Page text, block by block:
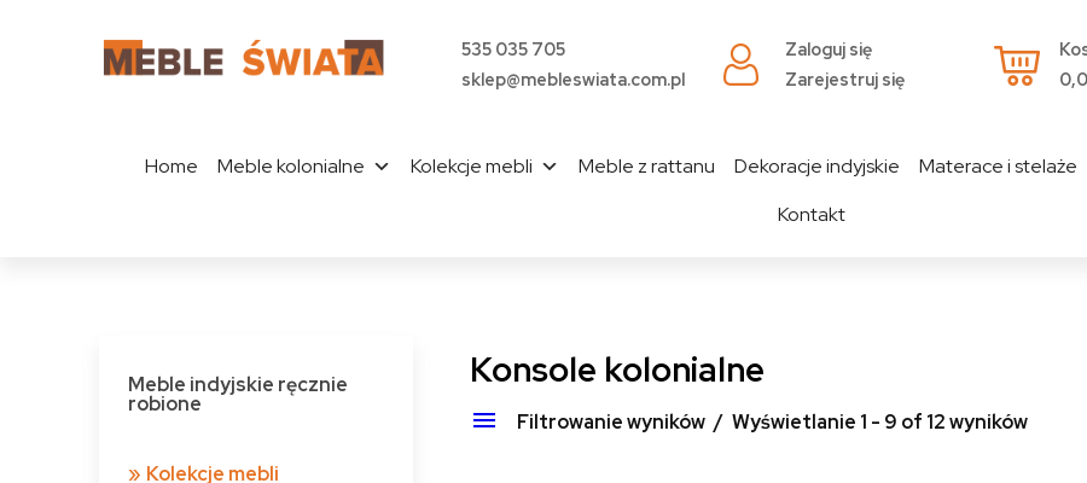
535 035 705
sklep@mebleswiata.com.pl
Zaloguj się
Zarejestruj się
Home Meble kolonialne Kolekcje mebli Meble z rattanu Dekoracje indyjskie Materace i stelaże
Kontakt
Meble indyjskie ręcznie
robione
Kolekcje mebli
Konsole kolonialne
Filtrowanie wyników Wyświetlanie 1 - 9 of 12 wyników